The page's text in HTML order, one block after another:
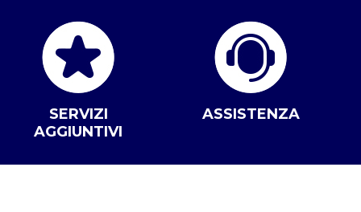
SERVIZI
AGGIUNTIVI
ASSISTENZA